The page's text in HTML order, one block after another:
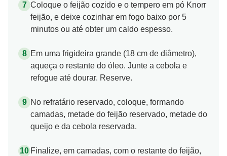
Coloque o feijão cozido e o tempero em pó Knorr
feijão, e deixe cozinhar em fogo baixo por 5
minutos ou até obter um caldo espesso.
Em uma frigideira grande (18 cm de diâmetro),
aqueça o restante do óleo. Junte a cebola e
refogue até dourar. Reserve.
No refratário reservado, coloque, formando
camadas, metade do feijão reservado, metade do
queijo e da cebola reservada.
Finalize, em camadas, com o restante do feijão,